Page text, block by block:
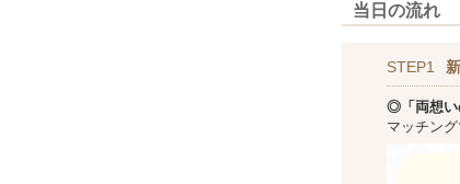
当日の流れ
STEP1
◎「両想い
マッチン